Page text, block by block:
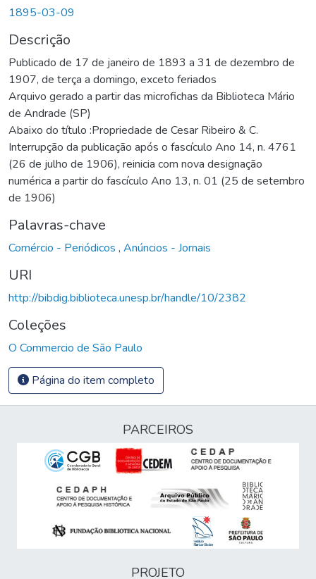
1895-03-09
Descrição
Publicado de 17 de janeiro de 1893 a 31 de dezembro de
1907, de terça a domingo, exceto feriados
Arquivo gerado a partir das microfichas da Biblioteca Mário
de Andrade (SP)
Abaixo do título :Propriedade de Cesar Ribeiro & C.
Interrupção da publicação após o fascículo Ano 14, n. 4761
(26 de julho de 1906), reinicia com nova designação
numérica a partir do fascículo Ano 13, n. 01 (25 de setembro
de 1906)
Palavras-chave
Comércio - Periódicos , Anúncios - Jornais
URI
http://bibdig.biblioteca.unesp.br/handle/10/2382
Coleções
O Commercio de São Paulo
Página do item completo
PARCEIROS
PROJETO